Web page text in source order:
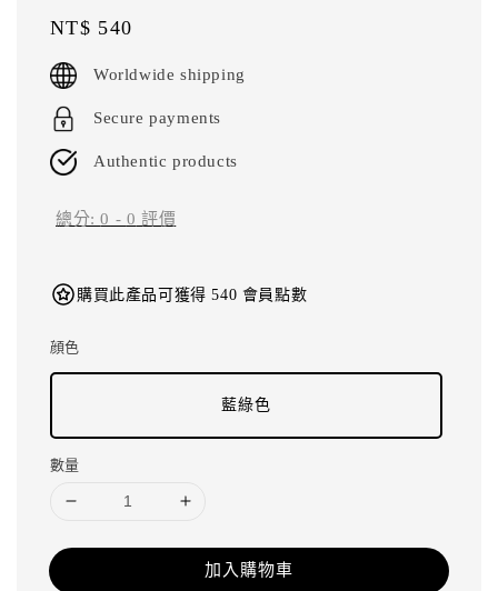
Regular
price
NT$ 540
Worldwide shipping
Secure payments
Authentic products
總分:0 - 0 評價
購買此產品可獲得 540 會員點數
顔色
藍綠色
數量
加入購物車